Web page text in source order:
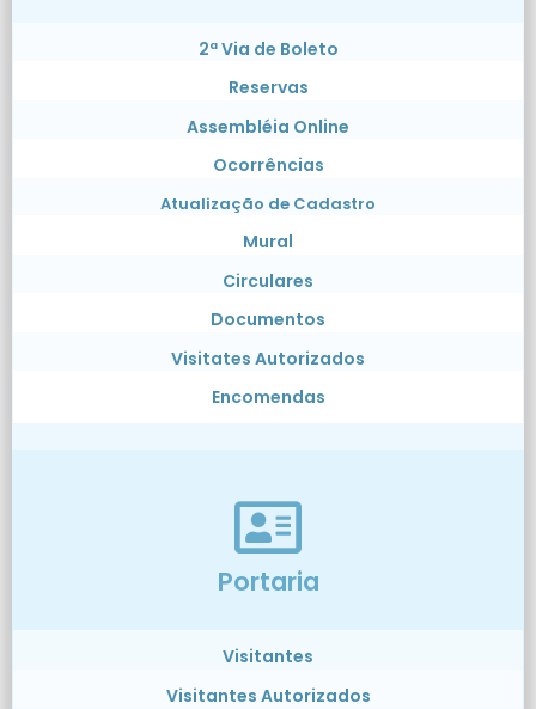
2ª Via de Boleto
Reservas
Assembléia Online
Ocorrências
Atualização de Cadastro
Mural
Circulares
Documentos
Visitates Autorizados
Encomendas
Portaria
Visitantes
Visitantes Autorizados